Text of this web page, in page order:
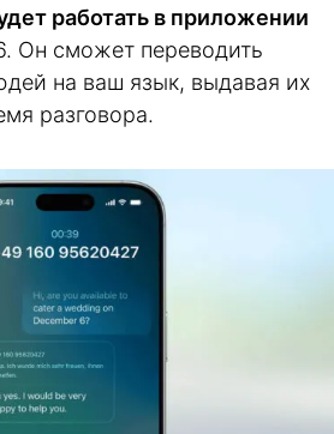
работать в приложении
Он сможет переводить
на ваш язык, выдавая их
разговора.